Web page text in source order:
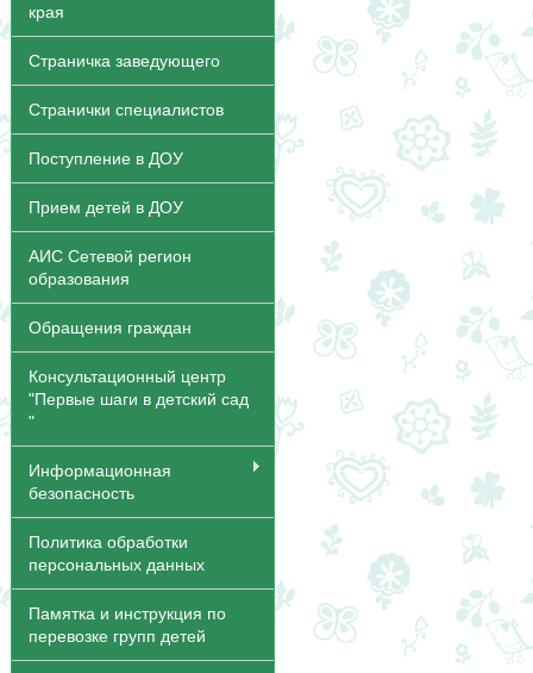
края
Страничка заведующего
Странички специалистов
Поступление в ДОУ
Прием детей в ДОУ
АИС Сетевой регион
образования
Обращения граждан
Консультационный центр
"Первые шаги в детский сад
"
Информационная
безопасность
Политика обработки
персональных данных
Памятка и инструкция по
перевозке групп детей